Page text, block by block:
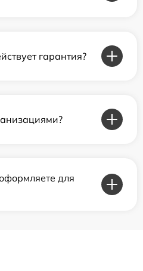
гарантия?
для